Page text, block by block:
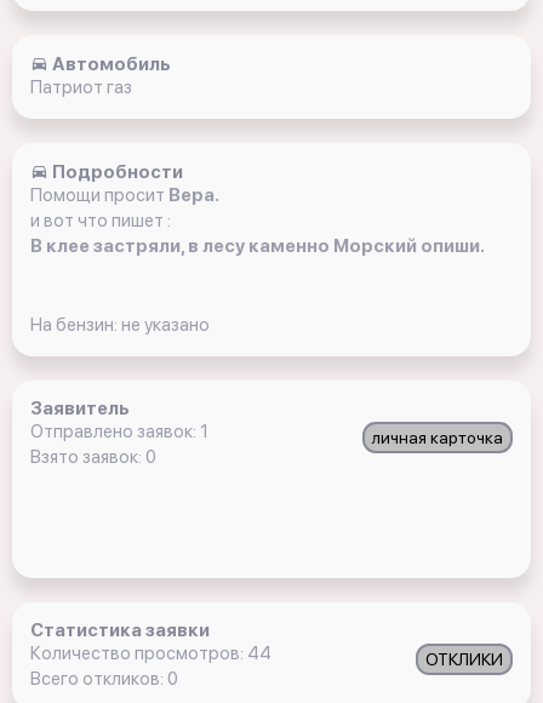
Автомобиль
Патриот газ
Подробности
Помощи просит Вера.
и вот что пишет :
В клее застряли, в лесу каменно Морский опиши.
На бензин: не указано
Заявитель
личная карточка
Отправлено заявок: 1
Взято заявок: 0
Статистика заявки
ОТКЛИКИ
Количество просмотров: 44
Всего откликов: 0